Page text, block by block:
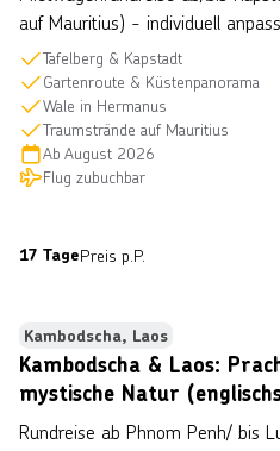
auf Mauritius) - individuell
Tafelberg & Kapstadt
Gartenroute & Küstenpanorama
Wale in Hermanus
Traumstrände auf Mauritius
Ab August 2026
Flug zubuchbar
17 TagePreis p.P.
Pro, lizensiert unter © Getty Images/iStockphoto
Kambodscha, Laos
Kambodscha & Laos:
mystische Natur
Rundreise ab Phnom Penh/ bis